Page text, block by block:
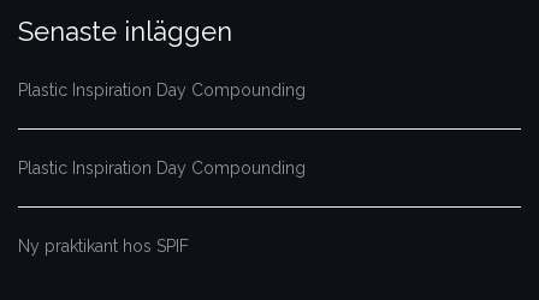
Senaste inläggen
Plastic Inspiration Day Compounding
Plastic Inspiration Day Compounding
Ny praktikant hos SPIF